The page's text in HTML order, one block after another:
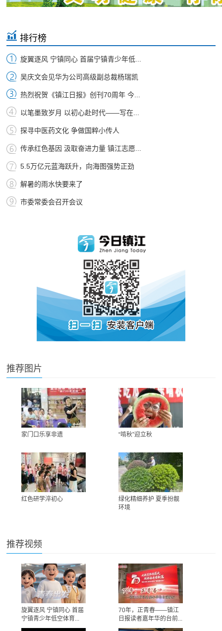
排行榜
旋翼逐风 宁镇同心 首届宁镇青少年低...
吴庆文会见华为公司高级副总裁杨瑞凯
热烈祝贺《镇江日报》创刊70周年 今...
以笔墨致岁月 以初心赴时代——写在...
探寻中医药文化 争做国粹小传人
传承红色基因 汲取奋进力量 镇江志愿...
5.5万亿元蓝海跃升，向海图强势正劲
解暑的雨水快要来了
市委常委会召开会议
推荐图片
家门口乐享非遗 “啃秋”迎立秋
红色研学淬初心
绿化精细养护 夏季扮靓
环境
推荐视频
旋翼逐风 宁镇同心 首届
宁镇青少年低空体育...
70年，正青春——镇江
日报读者嘉年华的台前...